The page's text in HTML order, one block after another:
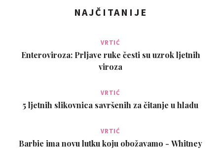
NAJČITANIJE
VRTIĆ
Enteroviroza: Prljave ruke česti su uzrok ljetnih
viroza
VRTIĆ
5 ljetnih slikovnica savršenih za čitanje u hladu
VRTIĆ
Barbie ima novu lutku koju obožavamo - Whitney